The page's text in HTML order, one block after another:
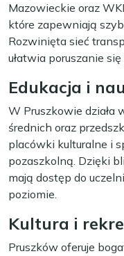
Mazowieckie oraz
które zapewniają
Rozwinięta sieć
ułatwia poruszanie
Edukacja i
W Pruszkowie działa
średnich oraz
placówki kulturalne i
pozaszkolną. Dzięki
mają dostęp do
poziomie.
Kultura i
Pruszków oferuje